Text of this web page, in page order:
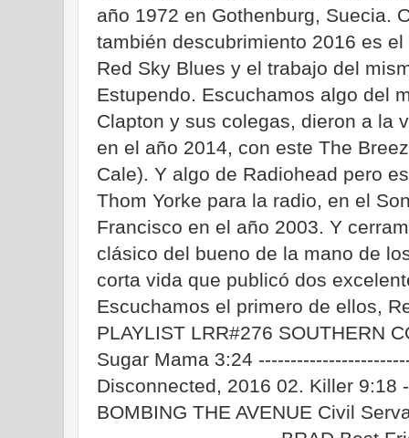
año 1972 en Gothenburg, Suecia.
también descubrimiento 2016 es
Red Sky Blues y el trabajo del
Estupendo. Escuchamos algo del
Clapton y sus colegas, dieron a la
en el año 2014, con este The
Cale). Y algo de Radiohead pero
Thom Yorke para la radio, en el
Francisco en el año 2003. Y
clásico del bueno de la mano de
corta vida que publicó dos
Escuchamos el primero de ellos,
PLAYLIST LRR#276 SOUTHERN
Sugar Mama 3:24
Disconnected, 2016 02. Killer 9:18
BOMBING THE AVENUE Civil